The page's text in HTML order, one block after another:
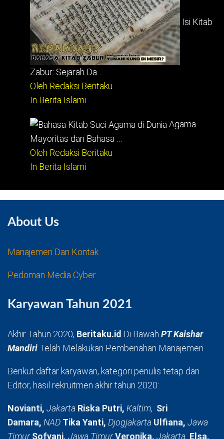
Isi Kitab
Zabur: Sejarah Da…
Oleh Redaksi Beritaku
In Berita Islami
Agama
Mayoritas dan Bahasa …
Oleh Redaksi Beritaku
In Berita Islami
About Us
Manajemen Dan Kontak
Pedoman Media Cyber
Karyawan Tahun 2021
Akhir Tahun 2020, Beritaku.id Di Bawah PT Kaishar
MandiriTelah Melakukan Pembenahan Manajemen.
Berikut daftar karyawan, kategori penulis tetap dan
Editor, hasil rekruitmen akhir tahun 2020:
Novianti, Jakarta Riska Putri, Kaltim, Sri
Damara, NAD Tika Yanti, Djogjakarta Ulfiana, Jawa
TimurSofyani, Jawa TimurVeronika, Jakarta Elsa,